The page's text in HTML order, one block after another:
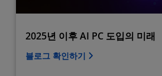
2025년 이후 AI PC 도입의 미래
블로그 확인하기